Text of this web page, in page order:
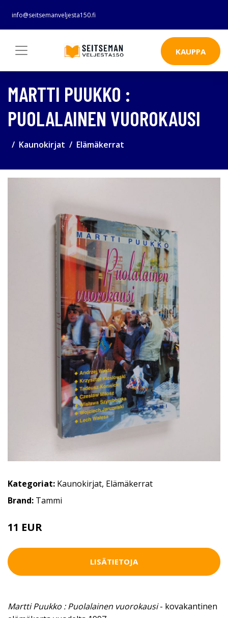
info@seitsemanveljesta150.fi
KAUPPA
MARTTI PUUKKO :
PUOLALAINEN VUOROKAUSI
Kaunokirjat Elämäkerrat
Kategoriat: Kaunokirjat, Elämäkerrat
Brand: Tammi
11 EUR
LISÄTIETOJA
Martti Puukko : Puolalainen vuorokausi- kovakantinen